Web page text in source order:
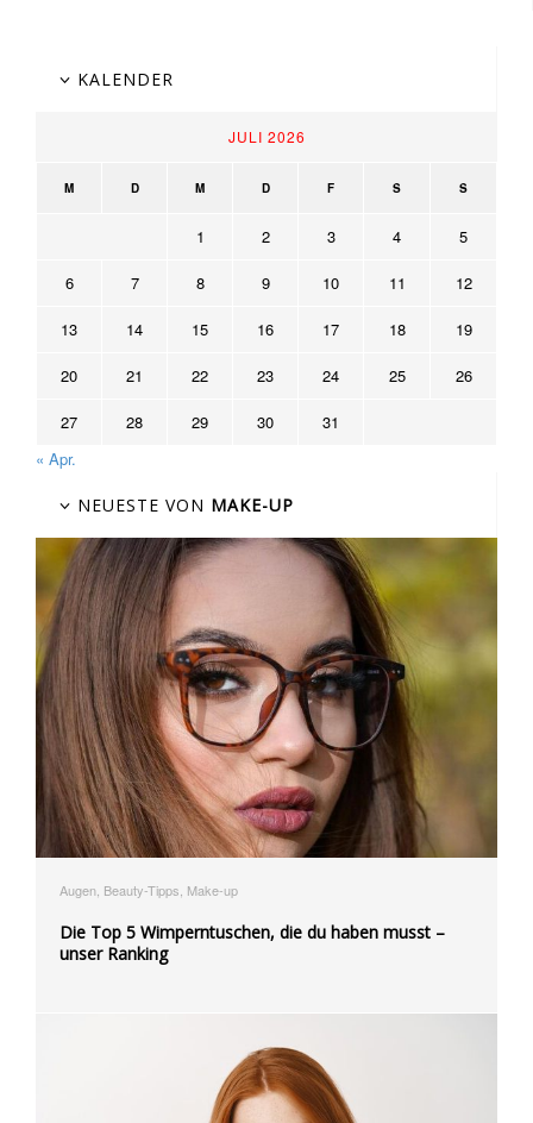
KALENDER
JULI 2026
M D M D F S S
1 2 3 4 5
6 7 8 9 10 11 12
13 14 15 16 17 18 19
20 21 22 23 24 25 26
27 28 29 30
31
« Apr.
NEUESTE VON MAKE-UP
Augen, Beauty-Tipps, Make-up
Die Top 5 Wimperntuschen, die du haben musst –
unser Ranking